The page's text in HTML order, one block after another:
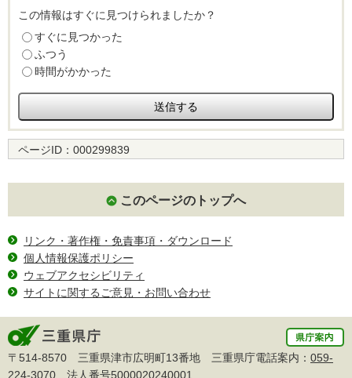
この情報はすぐに見つけられましたか？
すぐに見つかった
ふつう
時間がかかった
ページID： 000299839
このページのトップへ
リンク・著作権・免責事項・ダウンロード
個人情報保護ポリシー
ウェブアクセシビリティ
サイトに関するご意見・お問い合わせ
〒514-8570 三重県津市広明町13番地 三重県庁電話案内： 059-
224-3070 法人番号5000020240001